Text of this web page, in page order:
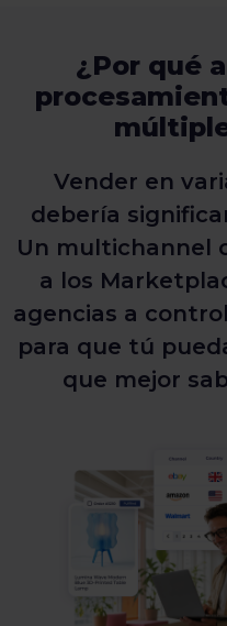
¿Por qué
Vender en
debería
Un multichannel
a los
agencias a
para que tú
que mejor